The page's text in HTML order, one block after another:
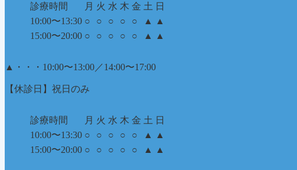
診療時間 月 火 水 木 金 土 日
10:00〜13:30 ○ ○ ○ ○ ○ ▲
▲
15:00〜20:00 ○ ○ ○ ○ ○ ▲ ▲
▲ ・・・10:00〜13:00／14:00〜17:00
【休診日】祝日のみ
診療時間 月 火 水 木 金 土 日
10:00〜13:30 ○ ○ ○ ○ ○ ▲
▲
15:00〜20:00 ○ ○ ○ ○ ○ ▲ ▲